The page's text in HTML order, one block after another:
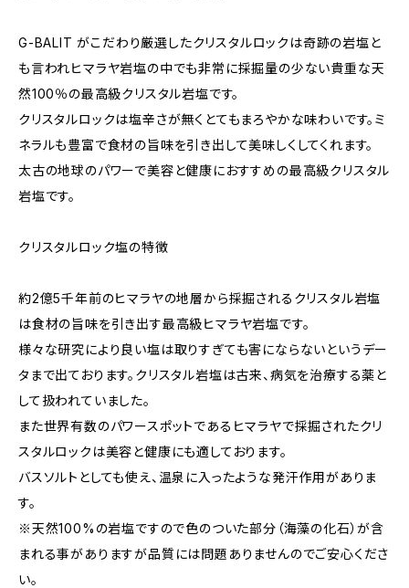
G-BALIT がこだわり厳選したクリスタルロックは奇跡の岩塩と
も言われヒマラヤ岩塩の中でも非常に採掘量の少ない貴重な天
然100％の最高級クリスタル岩塩です。
クリスタルロックは塩辛さが無くとてもまろやかな味わいです。ミ
ネラルも豊富で食材の旨味を引き出して美味しくしてくれます。
太古の地球のパワーで美容と健康におすすめの最高級クリスタル
岩塩です。
クリスタルロック塩の特徴
約2億5千年前のヒマラヤの地層から採掘されるクリスタル岩塩
は食材の旨味を引き出す最高級ヒマラヤ岩塩です。
様々な研究により良い塩は取りすぎても害にならないというデー
タまで出ております。クリスタル岩塩は古来、病気を治療する薬と
して扱われていました。
また世界有数のパワースポットであるヒマラヤで採掘されたクリ
スタルロックは美容と健康にも適しております。
バスソルトとしても使え、温泉に入ったような発汗作用がありま
す。
※天然100%の岩塩ですので色のついた部分（海藻の化石）が含
まれる事がありますが品質には問題ありませんのでご安心くださ
い。